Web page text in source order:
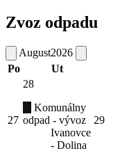
Zvoz odpadu
August2026
Po
Ut
27
28
Komunálny
odpad - vývoz
Ivanovce
- Dolina
29